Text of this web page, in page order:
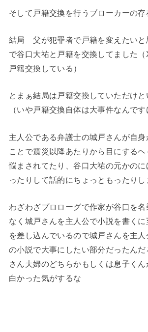
そして戸籍交換を行うブローカーの存
結局 父が犯罪者で戸籍を変えたいと
で谷口大祐と戸籍を交換してました
戸籍交換している）
とまぁ結局は戸籍交換していただけ
（いや戸籍交換自体は大事件なんです
主人公である弁護士の城戸さんが自
ことで震災以降あたりから目にする
悩まされてたり、谷口大祐の元かの
ったりして話的にちょっともったりし
わざわざプロローグで作家が谷口を
なく城戸さんを主人公で小説を書く
を差し込んでいるので城戸さんを主人
の小説で大事にしたい部分だったん
さん夫婦のどちらかもしくは息子く
白かった気がするな